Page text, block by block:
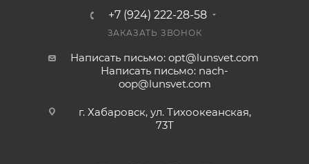
+7 (924) 222-28-58
ЗАКАЗАТЬ ЗВОНОК
Написать письмо: opt@lunsvet.com
Написать письмо: nach-
oop@lunsvet.com
г. Хабаровск, ул. Тихоокеанская,
73Т